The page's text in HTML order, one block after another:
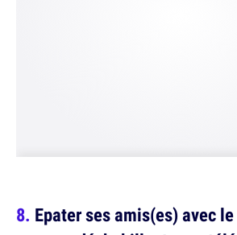
Epater ses amis(es) avec